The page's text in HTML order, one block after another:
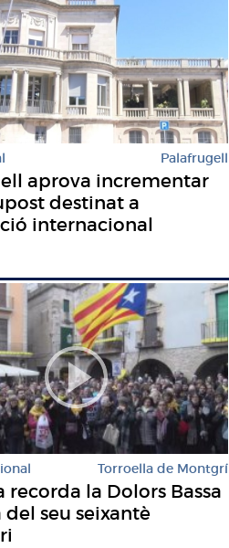
Palafrugell
aprova incrementar
destinat a
internacional
Torroella de Montgrí
recorda la Dolors Bassa
seu seixantè